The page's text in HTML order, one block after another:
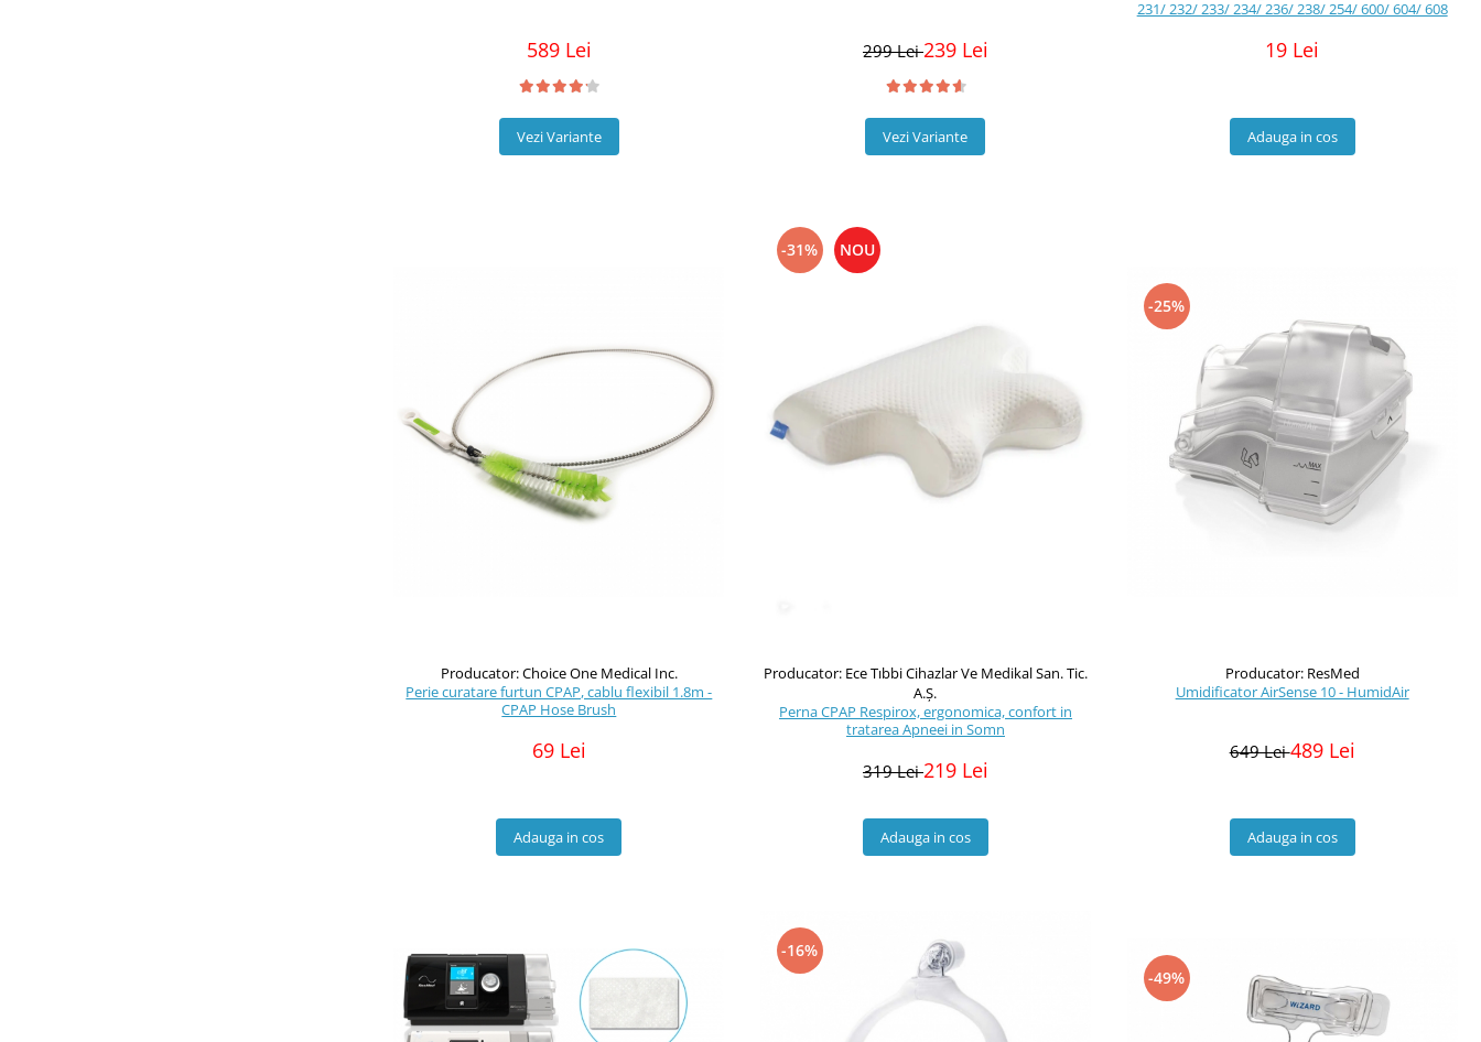
589 Lei
Vezi Variante
299 Lei239 Lei
Vezi Variante
231/ 232/ 233/ 234/ 236/ 238/ 254/ 600/ 604/ 608
19 Lei
Adauga in cos
Producator: Choice One Medical Inc.
Perie curatare furtun CPAP, cablu flexibil 1.8m -
CPAP Hose Brush
69 Lei
Adauga in cos
-31% NOU
Producator: Ece Tıbbi Cihazlar Ve Medikal San. Tic.
A.Ş.
Perna CPAP Respirox, ergonomica, confort in
tratarea Apneei in Somn
319 Lei219 Lei
Adauga in cos
-25%
Producator: ResMed
Umidificator AirSense 10 - HumidAir
649 Lei489 Lei
Adauga in cos
-16%
-49%